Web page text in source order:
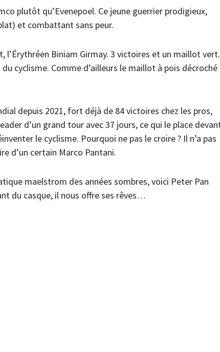
plutôt qu’Evenepoel. Ce jeune guerrier prodigieux,
et combattant sans peur.
l’Érythréen Biniam Girmay. 3 victoires et un maillot vert.
cyclisme. Comme d’ailleurs le maillot à pois décroché
depuis 2021, fort déjà de 84 victoires chez les pros,
d’un grand tour avec 37 jours, ce qui le place
le cyclisme. Pourquoi ne pas le croire ? Il n’a pas
d’un certain Marco Pantani.
maelstrom des années sombres, voici Peter Pan
du casque, il nous offre ses rêves…